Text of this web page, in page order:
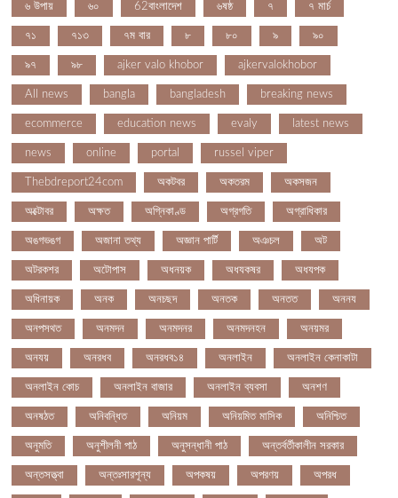
৬ উপায় ৬০ 62বাংলাদেশ ৬ষষ্ঠ ৭ ৭ মার্চ
৭১ ৭১৩ ৭ম বার ৮ ৮০ ৯ ৯০
৯৭ ৯৮ ajker valo khobor ajkervalokhobor
All news bangla bangladesh breaking news
ecommerce education news evaly latest news
news online portal russel viper
Thebdreport24com অকটবর অকতরম অকসজন
অক্টোবর অক্ষত অগ্নিকাণ্ড অগ্রগতি অগ্রাধিকার
অঙগভঙগ অজানা তথ্য অজ্ঞান পার্টি অঞচল অট
অটরকশর অটোপাস অধনয়ক অধযকষর অধযপক
অধিনায়ক অনক অনচছদ অনতক অনতত অননয
অনপসথত অনমদন অনমদনর অনমদনহন অনয়মর
অনযয় অনরধব অনরধব১৪ অনলাইন অনলাইন কেনাকাটা
অনলাইন কোচ অনলাইন বাজার অনলাইন ব্যবসা অনশণ
অনষঠত অনিবন্ধিত অনিয়ম অনিয়মিত মাসিক অনিশ্চিত
অনুমতি অনুশীলনী পাঠ অনুসন্ধানী পাঠ অন্তর্বর্তীকালীন সরকার
অন্তসত্ত্বা অন্তঃসারশূন্য অপকষয় অপরণয় অপরধ